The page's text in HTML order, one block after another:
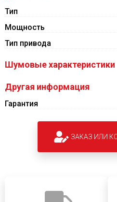
Тип
Мощность
Тип привода
Шумовые характеристики
Другая информация
Гарантия
ЗАКАЗ ИЛИ